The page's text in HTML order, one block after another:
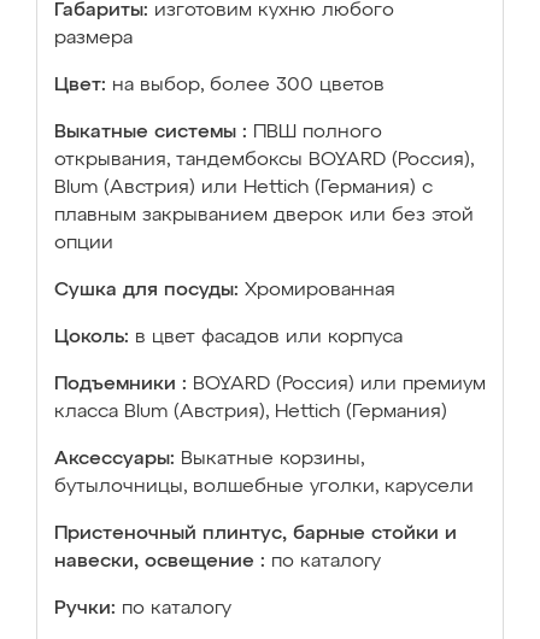
Габариты: изготовим кухню любого
размера
Цвет: на выбор, более 300 цветов
Выкатные системы :
ПВШ полного
открывания, тандембоксы BOYARD (Россия),
Blum (Австрия) или Hettich (Германия) с
плавным закрыванием дверок или без этой
опции
Сушка для посуды: Хромированная
Цоколь: в цвет фасадов или корпуса
Подъемники : BOYARD (Россия) или премиум
класса Blum (Австрия), Hettich (Германия)
Аксессуары: Выкатные корзины,
бутылочницы, волшебные уголки, карусели
Пристеночный плинтус, барные стойки и
навески, освещение : по каталогу
Ручки: по каталогу